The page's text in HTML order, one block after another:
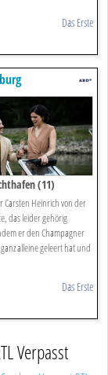
Das Erste
(11)
Carsten Heinrich von der
das leider gehörig
er den Champagner
alleine geleert hat und
Das Erste
Verpasst